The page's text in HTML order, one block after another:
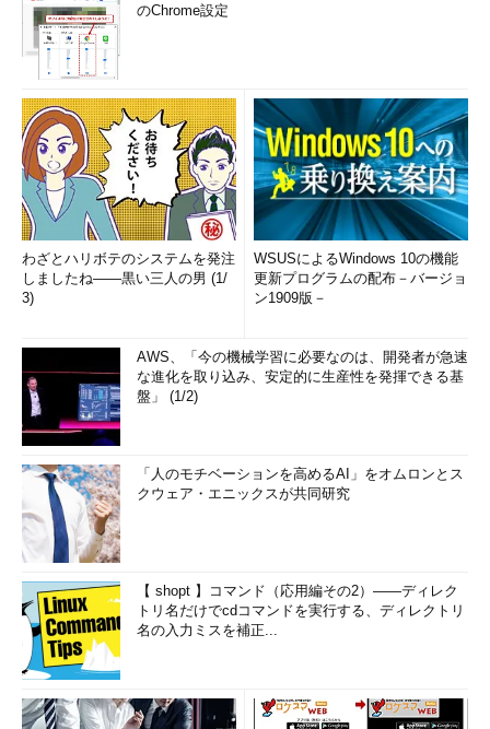
のChrome設定
わざとハリボテのシステムを発注
しましたね――黒い三人の男 (1/
3)
WSUSによるWindows 10の機能
更新プログラムの配布－バージョ
ン1909版－
AWS、「今の機械学習に必要なのは、開発者が急速
な進化を取り込み、安定的に生産性を発揮できる基
盤」 (1/2)
「人のモチベーションを高めるAI」をオムロンとス
クウェア・エニックスが共同研究
【 shopt 】コマンド（応用編その2）――ディレク
トリ名だけでcdコマンドを実行する、ディレクトリ
名の入力ミスを補正...